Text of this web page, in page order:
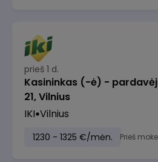
prieš 1 d.
Kasininkas (-ė) -
21, Vilnius
IKI Vilnius
1230 - 1325 €/mėn. Prieš